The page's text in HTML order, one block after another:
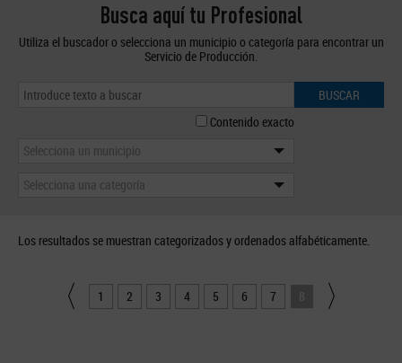
Busca aquí tu Profesional
Utiliza el buscador o selecciona un municipio o categoría para encontrar un
Servicio de Producción.
BUSCAR
Contenido exacto
Selecciona un municipio
Selecciona una categoría
Los resultados se muestran categorizados y ordenados alfabéticamente.
1 2 3 4 5 6 7 8